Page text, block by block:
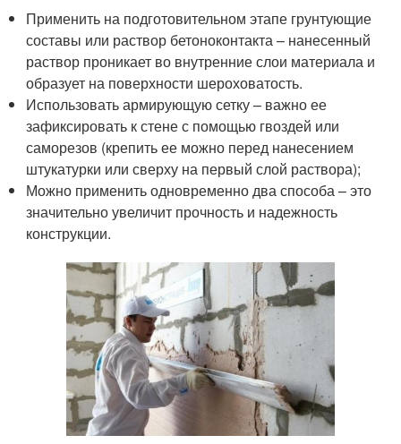
Применить на подготовительном этапе грунтующие
составы или раствор бетоноконтакта – нанесенный
раствор проникает во внутренние слои материала и
образует на поверхности шероховатость.
Использовать армирующую сетку – важно ее
зафиксировать к стене с помощью гвоздей или
саморезов (крепить ее можно перед нанесением
штукатурки или сверху на первый слой раствора);
Можно применить одновременно два способа – это
значительно увеличит прочность и надежность
конструкции.